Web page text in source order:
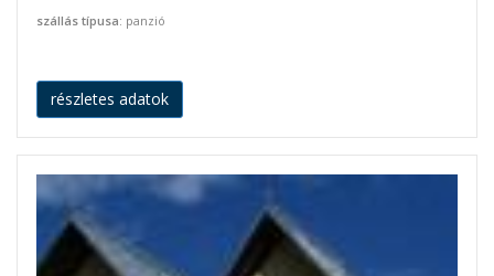
szállás típusa: panzió
részletes adatok